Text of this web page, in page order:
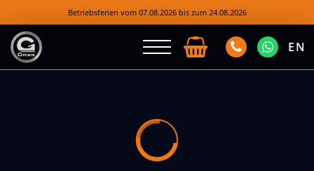
Betriebsferien vom 07.08.2026 bis zum 24.08.2026
EN